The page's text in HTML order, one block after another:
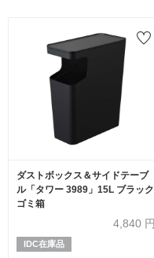
ダストボックス＆サイドテーブ
ル「タワー 3989」15L ブラック
ゴミ箱
4,840 円
IDC在庫品